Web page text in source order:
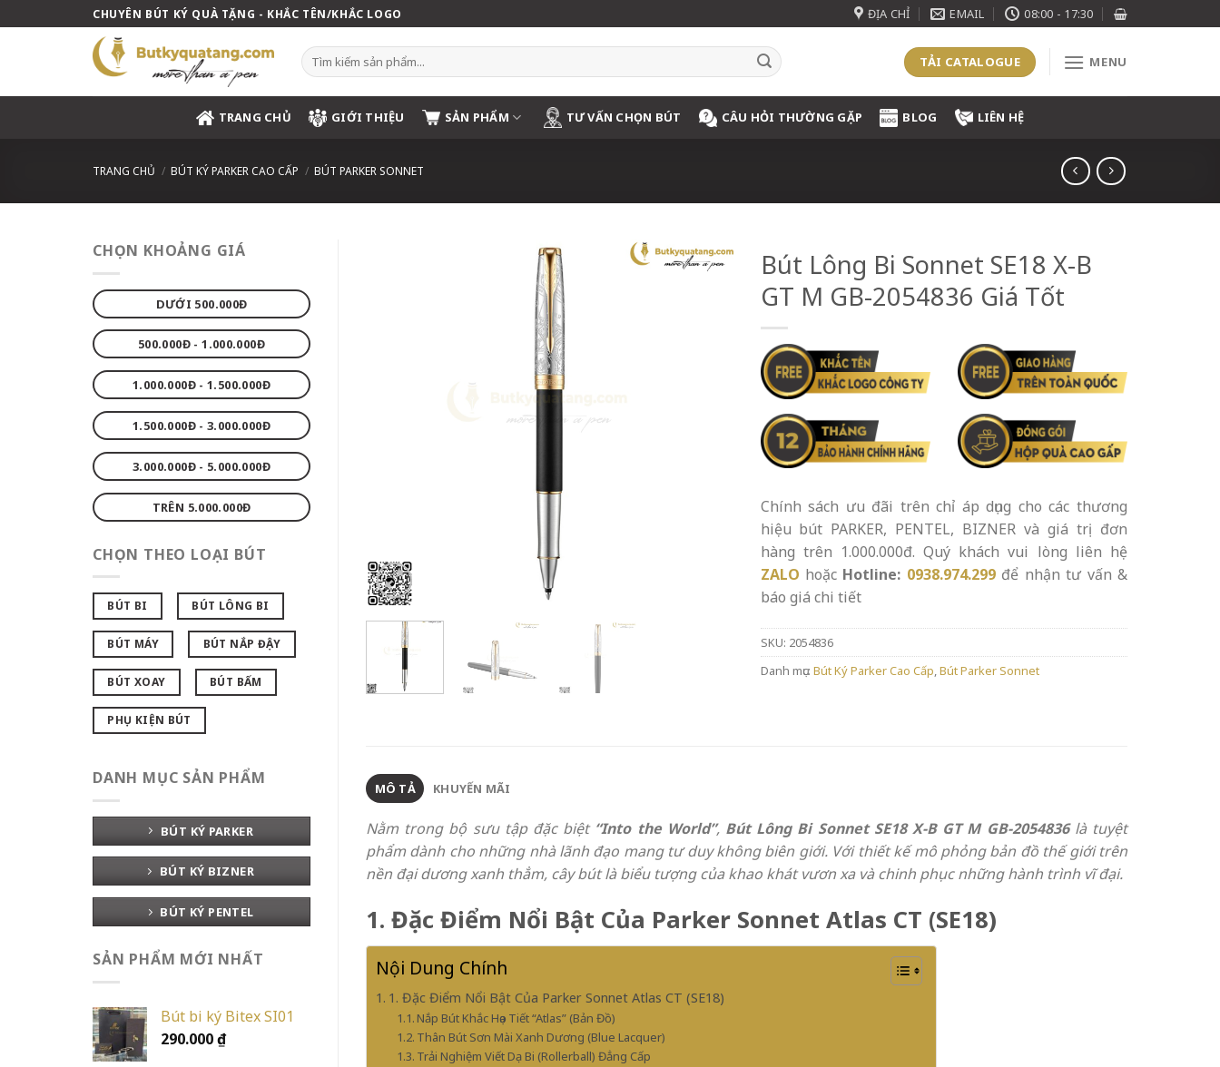
to
CHUYÊN BÚT KÝ QUÀ TẶNG - KHẮC TÊN/KHẮC LOGO ĐỊA CHỈ EMAIL 08:00 - 17:30
Tìm
kiếm:
TẢI CATALOGUE MENU
TRANG CHỦ GIỚI THIỆU SẢN PHẨM TƯ VẤN CHỌN BÚT CÂU HỎI THƯỜNG GẶP BLOG LIÊN HỆ
TRANG CHỦ / BÚT KÝ PARKER CAO CẤP / BÚT PARKER SONNET
CHỌN KHOẢNG GIÁ
DƯỚI 500.000Đ
500.000Đ - 1.000.000Đ
1.000.000Đ - 1.500.000Đ
1.500.000Đ - 3.000.000Đ
3.000.000Đ - 5.000.000Đ
TRÊN 5.000.000Đ
CHỌN THEO LOẠI BÚT
BÚT BI BÚT LÔNG BI
BÚT MÁY BÚT NẮP ĐẬY
BÚT XOAY BÚT BẤM
PHỤ KIỆN BÚT
DANH MỤC SẢN PHẨM
BÚT KÝ PARKER
BÚT KÝ BIZNER
BÚT KÝ PENTEL
SẢN PHẨM MỚI NHẤT
Bút bi ký Bitex SI01
290.000₫
Bút Lông Bi Sonnet SE18 X-B
GT M GB-2054836 Giá Tốt
Chính sách ưu đãi trên chỉ áp dụng cho các thương
hiệu bút PARKER, PENTEL, BIZNER và giá trị đơn
hàng trên 1.000.000đ. Quý khách vui lòng liên hệ
ZALO hoặc Hotline: 0938.974.299để nhận tư vấn &
báo giá chi tiết
SKU: 2054836
Danh mục: Bút Ký Parker Cao Cấp,Bút Parker Sonnet
MÔ TẢ KHUYẾN MÃI
Nằm trong bộ sưu tập đặc biệt “Into the World”, Bút Lông Bi Sonnet SE18 X-B GT M GB-2054836là tuyệt
phẩm dành cho những nhà lãnh đạo mang tư duy không biên giới. Với thiết kế mô phỏng bản đồ thế giới trên
nền đại dương xanh thẳm, cây bút là biểu tượng của khao khát vươn xa và chinh phục những hành trình vĩ đại.
1. Đặc Điểm Nổi Bật Của Parker Sonnet Atlas CT (SE18)
Nội Dung Chính
1. Đặc Điểm Nổi Bật Của Parker Sonnet Atlas CT (SE18)
Nắp Bút Khắc Họa Tiết “Atlas” (Bản Đồ)
Thân Bút Sơn Mài Xanh Dương (Blue Lacquer)
Trải Nghiệm Viết Dạ Bi (Rollerball) Đẳng Cấp